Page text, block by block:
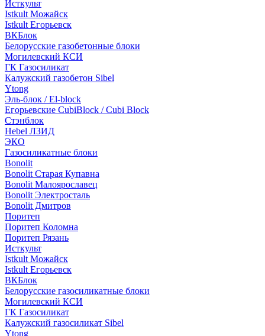
Исткульт
Istkult Можайск
Istkult Егорьевск
ВКБлок
Белорусские газобетонные блоки
Могилевский КСИ
ГК Газосиликат
Калужский газобетон Sibel
Ytong
Эль-блок / El-block
Егорьевские CubiBlock / Cubi Block
Стэнблок
Hebel ЛЗИД
ЭКО
Газосиликатные блоки
Bonolit
Bonolit Старая Купавна
Bonolit Малоярославец
Bonolit Электросталь
Bonolit Дмитров
Поритеп
Поритеп Коломна
Поритеп Рязань
Исткульт
Istkult Можайск
Istkult Егорьевск
ВКБлок
Белорусские газосиликатные блоки
Могилевский КСИ
ГК Газосиликат
Калужский газосиликат Sibel
Ytong